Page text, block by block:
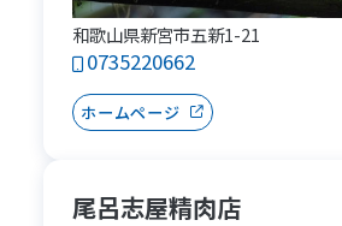
和歌山県新宮市五新1-21
0735220662
ホームページ
尾呂志屋精肉店